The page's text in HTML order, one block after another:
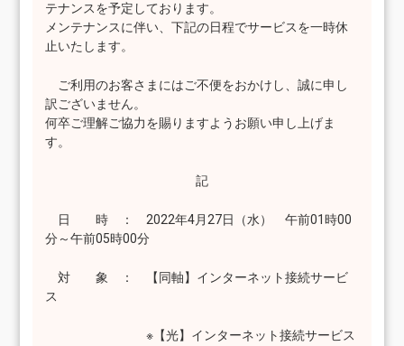
テナンスを予定しております。
メンテナンスに伴い、下記の日程でサービスを一時休
止いたします。
ご利用のお客さまにはご不便をおかけし、誠に申し
訳ございません。
何卒ご理解ご協力を賜りますようお願い申し上げま
す。
記
日 時 ： 2022年4月27日（水） 午前01時00
分～午前05時00分
対 象 ： 【同軸】インターネット接続サービ
ス
※【光】インターネット接続サービス